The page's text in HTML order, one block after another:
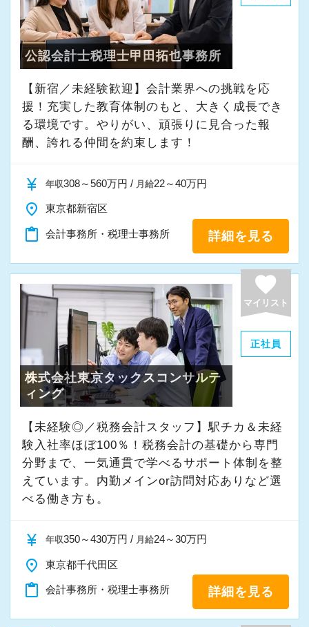
＜先輩スタッフの声＞
Q. 当事務所を選んだ理由は？
A. 幅広い業務を経験できる点に魅力を感じ、入
Q. 実際に働いてみてどうですか？
A. さまざまな業務を任せてもらえるので、以前
A. 上司や先輩に相談しやすく、風通しの良い職
場だと感じています。
＜求める人材＞
・税務経験を活かして成長したい方
・キャリアアップ志向のある方
・主体的に業務を進められる方
・顧客対応や提案業務に挑戦したい方
・資産税など専門性を高めたい方
・将来的にマネジメントに関わりたい方
＜まずはカジュアル面談へ＞
・事前に気軽な面談を実施
・仕事内容やキャリアを相談可
・ざっくばらんに質問OK
・入社時期は柔軟に対応
・半年～1年の調整も可能
まずはカジュアル面談からでも歓迎です
「応募する」からお気軽にご連絡ください。
公認会計士税理士甲田拓也事務所
【新宿／未経験歓迎】会計業界への挑戦を応
援！充実した教育体制のもと、大きく成長でき
る環境です。やりがい、頑張りに見合った報
酬、誇れる仲間を約束します！
currency_yen 年収308～560万円 / 月給22～40万円
place 東京都新宿区
content_paste 会計事務所・税理士事務所 詳細を見る
favorite
マイリスト
正社員
株式会社東京タックスコンサルテ
ィング
【未経験◎／税務会計スタッフ】駅チカ＆未経
験入社率ほぼ100％！税務会計の基礎から専門
分野まで、一気通貫で学べるサポート体制を整
えています。内勤メインor訪問対応ありなど選
べる働き方も。
currency_yen 年収350～430万円 / 月給24～30万円
place 東京都千代田区
content_paste 会計事務所・税理士事務所 詳細を見る